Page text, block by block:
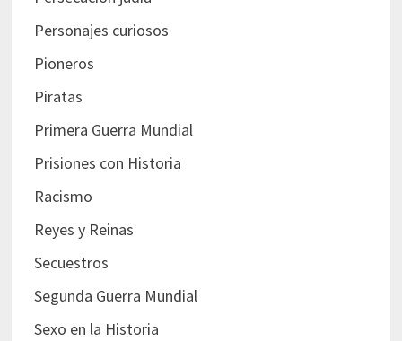
Personajes curiosos
Pioneros
Piratas
Primera Guerra Mundial
Prisiones con Historia
Racismo
Reyes y Reinas
Secuestros
Segunda Guerra Mundial
Sexo en la Historia